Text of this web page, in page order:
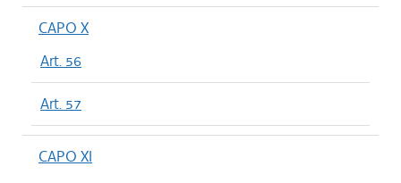
CAPO X
Art. 56
Art. 57
CAPO XI